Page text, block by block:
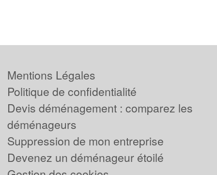
Mentions Légales
Politique de confidentialité
Devis déménagement : comparez les
déménageurs
Suppression de mon entreprise
Devenez un déménageur étoilé